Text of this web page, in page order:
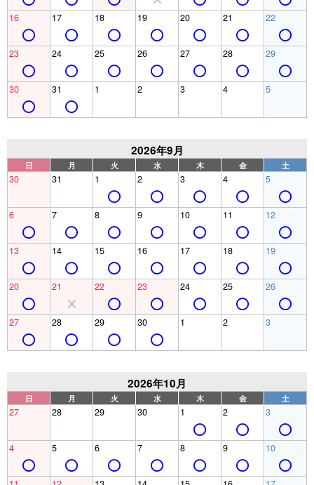
16 17 18 19 20 21 22
23 24 25 26 27 28 29
30 31 1 2 3 4 5
2026年9月
日 月 火 水 木 金 土
30 31 1 2 3 4 5
6 7 8 9 10 11 12
13 14 15 16 17 18 19
20 21 22 23 24 25 26
27 28 29 30 1 2 3
2026年10月
日 月 火 水 木 金 土
27 28 29 30 1 2 3
4 5 6 7 8 9 10